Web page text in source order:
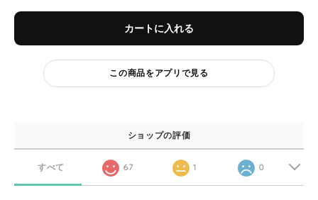
カートに入れる
この商品をアプリで見る
ショップの評価
すべて 67 1 0